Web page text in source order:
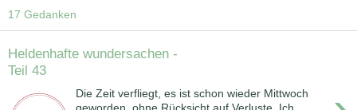
17 Gedanken
Heldenhafte wundersachen -
Teil 43
Die Zeit verfliegt, es ist schon wieder Mittwoch